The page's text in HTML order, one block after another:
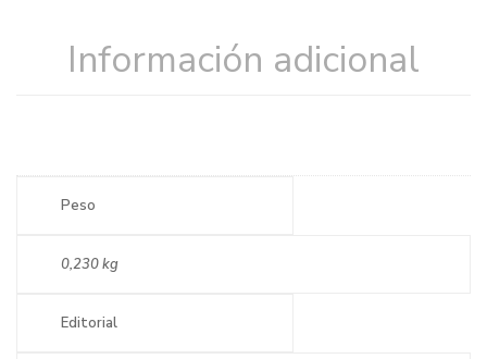
Información adicional
Peso
0,230 kg
Editorial